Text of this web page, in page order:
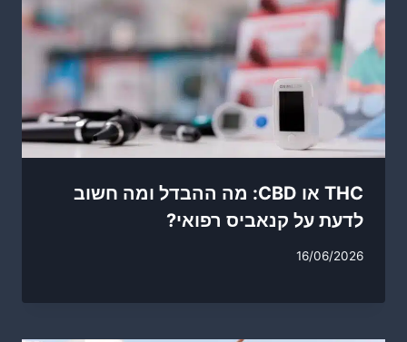
THC או CBD: מה ההבדל ומה חשוב
לדעת על קנאביס רפואי?
16/06/2026